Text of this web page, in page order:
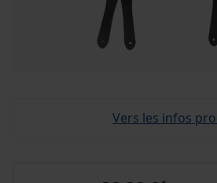
Vers les infos